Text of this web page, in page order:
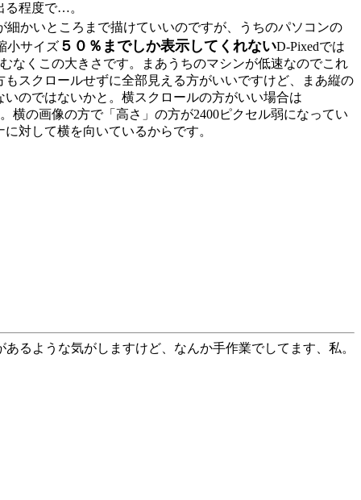
程度で…。
細かいところまで描けていいのですが、うちのパソコンの
小サイズ ５０％までしか表示してくれないD-Pixedでは
なくこの大きさです。まあうちのマシンが低速なのでこれ
スクロールせずに全部見える方がいいですけど、まあ縦の
のではないかと。横スクロールの方がいい場合は
横の画像の方で「高さ」の方が2400ピクセル弱になってい
対して横を向いているからです。
るような気がしますけど、なんか手作業でしてます、私。